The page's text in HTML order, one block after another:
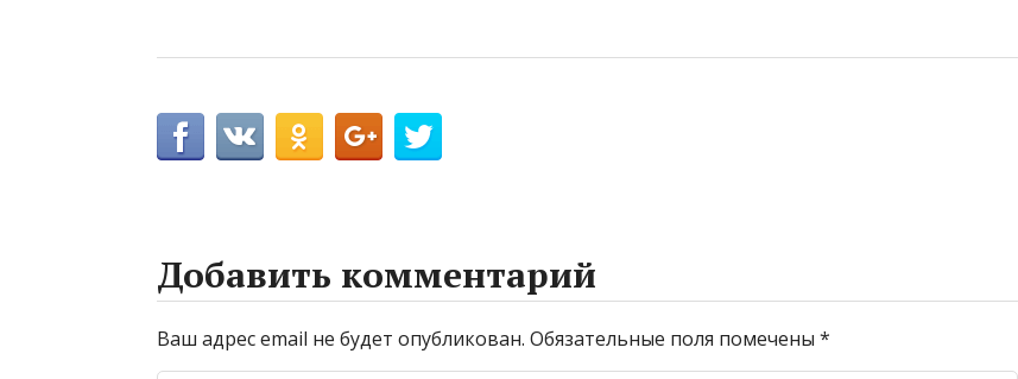
Добавить комментарий
Ваш адрес email не будет опубликован. Обязательные поля помечены *